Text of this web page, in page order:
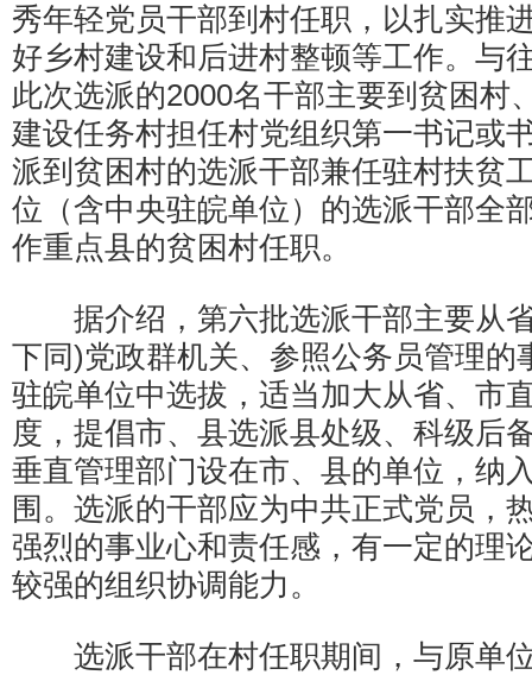
秀年轻党员干部到村任职，以扎实推
好乡村建设和后进村整顿等工作。与
此次选派的2000名干部主要到贫困村
建设任务村担任村党组织第一书记或
派到贫困村的选派干部兼任驻村扶贫
位（含中央驻皖单位）的选派干部全
作重点县的贫困村任职。
据介绍，第六批选派干部主要从
下同)党政群机关、参照公务员管理的
驻皖单位中选拔，适当加大从省、市
度，提倡市、县选派县处级、科级后
垂直管理部门设在市、县的单位，纳
围。选派的干部应为中共正式党员，
强烈的事业心和责任感，有一定的理
较强的组织协调能力。
选派干部在村任职期间，与原单